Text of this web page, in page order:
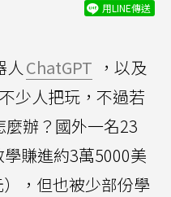
用LINE傳送
人ChatGPT ，以及
少人把玩，不過若
辦？國外一名23
賺進約3萬5000美
，但也被少部份學